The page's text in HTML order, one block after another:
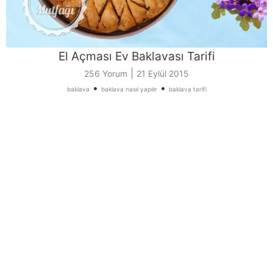
El Açması Ev Baklavası Tarifi
256 Yorum 21 Eylül 2015
baklava • baklava nasıl yapılır• baklava tarifi